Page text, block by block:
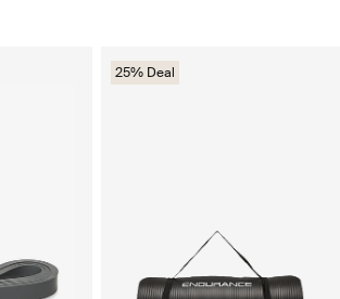
25% Deal